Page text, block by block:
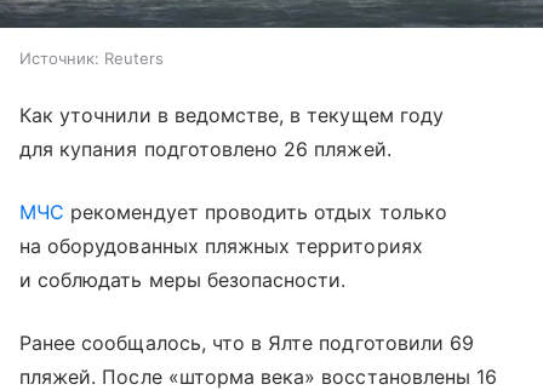
Источник: Reuters
Как уточнили в ведомстве, в текущем году
для купания подготовлено 26 пляжей.
МЧС рекомендует проводить отдых только
на оборудованных пляжных территориях
и соблюдать меры безопасности.
Ранее сообщалось, что в Ялте подготовили 69
пляжей. После «шторма века» восстановлены 16